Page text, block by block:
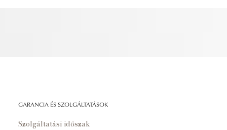
GARANCIA ÉS SZOLGÁLTATÁSOK
Szolgáltatási időszak